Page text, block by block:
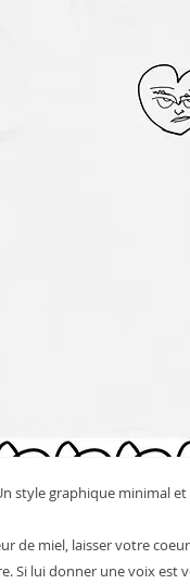
style graphique minimal
de miel, laisser votre
Si lui donner une voix est